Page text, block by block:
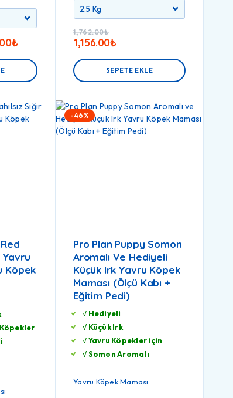
₺
1,762.00₺
1,156.00₺
SEPETE EKLE
Yavru
Köpek
-46%
Pro Plan Puppy Somon
Aromalı Ve Hediyeli
Küçük Irk Yavru Köpek
Maması (Ölçü Kabı +
Eğitim Pedi)
√ Hediyeli
√ Küçük Irk
√ Yavru Köpekler için
√ Somon Aromalı
Yavru Köpek Maması